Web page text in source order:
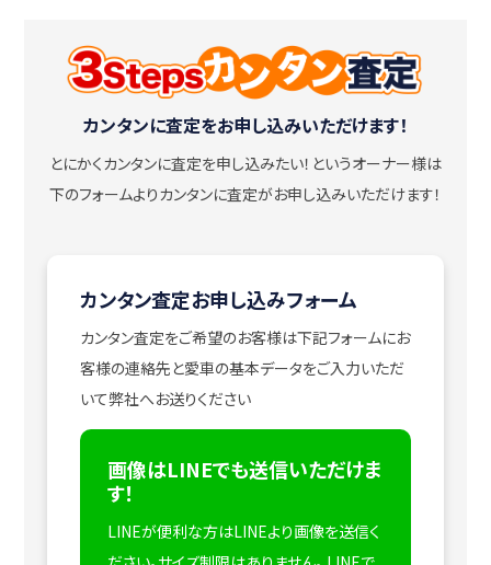
カンタンに査定をお申し込みいただけます！
とにかくカンタンに査定を申し込みたい！ というオーナー様は
下のフォームよりカンタンに査定がお申し込みいただけます！
カンタン査定お申し込みフォーム
カンタン査定をご希望のお客様は下記フォームにお
客様の連絡先と愛車の基本データをご入力いただ
いて弊社へお送りください
画像はLINEでも送信いただけま
す！
LINEが便利な方はLINEより画像を送信く